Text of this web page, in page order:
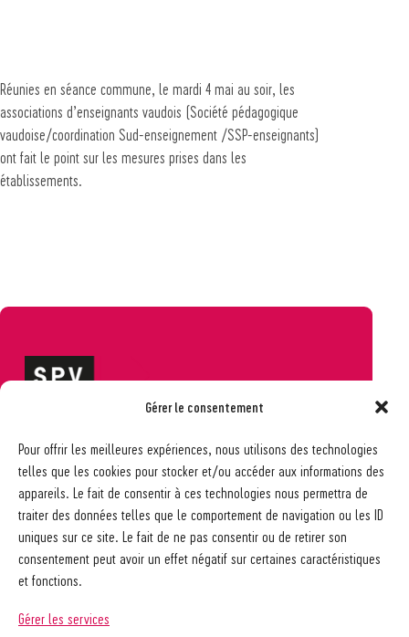
Gérer le consentement
Pour offrir les meilleures expériences, nous utilisons des technologies
telles que les cookies pour stocker et/ou accéder aux informations des
appareils. Le fait de consentir à ces technologies nous permettra de
traiter des données telles que le comportement de navigation ou les ID
uniques sur ce site. Le fait de ne pas consentir ou de retirer son
consentement peut avoir un effet négatif sur certaines caractéristiques
et fonctions.
Gérer les services
Réunies en séance commune, le mardi 4 mai au soir, les
associations d’enseignants vaudois (Société pédagogique
vaudoise/coordination Sud-enseignement /SSP-enseignants)
ont fait le point sur les mesures prises dans les
établissements.
Ch. des Allinges 2
1006 Lausanne
021 617 65 59
info@spv-vd.ch
FAQ
Les associations
Nos guides pratiques